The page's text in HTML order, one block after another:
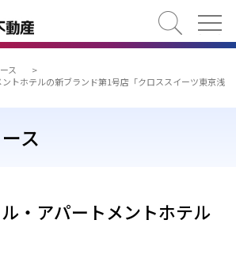
検索
ス
>
トホテルの新ブランド第1号店「クロススイーツ東京浅
ス
・アパートメントホテル